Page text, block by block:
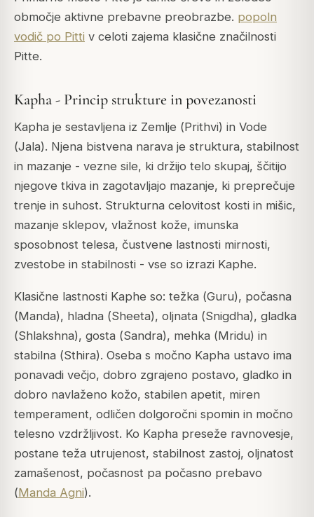
območje aktivne prebavne preobrazbe. popoln
vodič po Pitti v celoti zajema klasične značilnosti
Pitte.
Kapha - Princip strukture in povezanosti
Kapha je sestavljena iz Zemlje (Prithvi) in Vode
(Jala). Njena bistvena narava je struktura, stabilnost
in mazanje - vezne sile, ki držijo telo skupaj, ščitijo
njegove tkiva in zagotavljajo mazanje, ki preprečuje
trenje in suhost. Strukturna celovitost kosti in mišic,
mazanje sklepov, vlažnost kože, imunska
sposobnost telesa, čustvene lastnosti mirnosti,
zvestobe in stabilnosti - vse so izrazi Kaphe.
Klasične lastnosti Kaphe so: težka (Guru), počasna
(Manda), hladna (Sheeta), oljnata (Snigdha), gladka
(Shlakshna), gosta (Sandra), mehka (Mridu) in
stabilna (Sthira). Oseba s močno Kapha ustavo ima
ponavadi večjo, dobro zgrajeno postavo, gladko in
dobro navlaženo kožo, stabilen apetit, miren
temperament, odličen dolgoročni spomin in močno
telesno vzdržljivost. Ko Kapha preseže ravnovesje,
postane teža utrujenost, stabilnost zastoj, oljnatost
zamašenost, počasnost pa počasno prebavo
(Manda Agni).